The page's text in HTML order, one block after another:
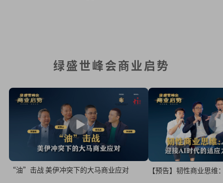
绿盛世峰会商业启势
“油”击战 美伊冲突下的大马商业应对 【预告】韧性商业思